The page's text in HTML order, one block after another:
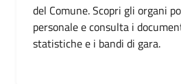
del Comune. Scopri gli organi
personale e consulta i
statistiche e i bandi di gara.